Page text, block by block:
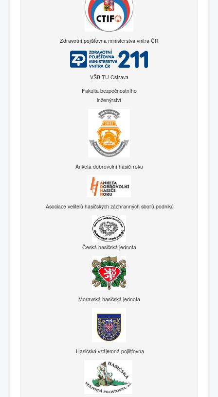
Zdravotní pojišťovna ministerstva vnitra ČR
VŠB-TU Ostrava
Fakulta bezpečnostního
inženýrství
Anketa dobrovolní hasiči roku
Asociace velitelů hasičských záchranných sborů podniků
Česká hasičská jednota
Moravská hasičská jednota
Hasičská vzájemná pojišťovna